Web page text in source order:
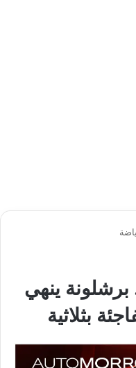
برشلونة ينهي
بثلاثية